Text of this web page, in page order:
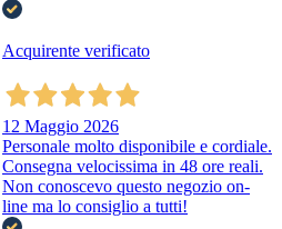
Acquirente verificato
12 Maggio 2026
Personale molto disponibile e cordiale.
Consegna velocissima in 48 ore reali.
Non conoscevo questo negozio on-
line ma lo consiglio a tutti!